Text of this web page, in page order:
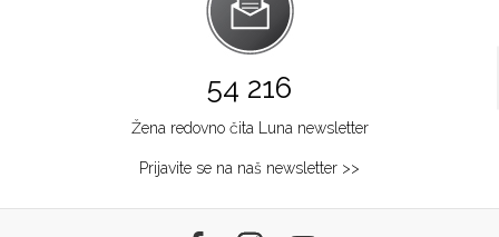
54 216
Žena redovno čita Luna newsletter
Prijavite se na naš newsletter >>